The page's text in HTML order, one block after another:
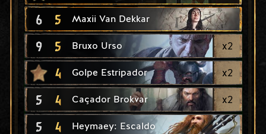
6 5 Maxii Van Dekkar
9 5 Bruxo Urso x2
4 Golpe Estripador x2
5 4 Caçador Brokvar x2
5 4 Heymaey: Escaldo